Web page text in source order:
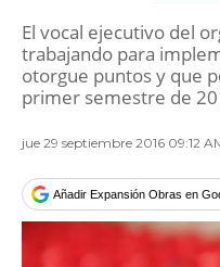
El vocal ejecutivo del
trabajando para
otorgue puntos y que
primer semestre de
jue 29 septiembre 2016 09:12
Añadir Expansión Obras en